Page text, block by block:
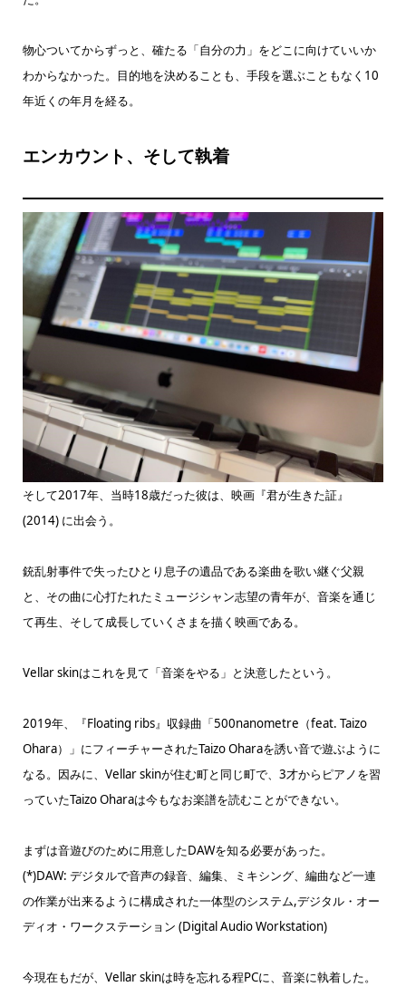
物心ついてからずっと、確たる「自分の力」をどこに向けていいか
わからなかった。目的地を決めることも、手段を選ぶこともなく10
年近くの年月を経る。
エンカウント、そして執着
そして2017年、当時18歳だった彼は、映画『君が生きた証』
(2014) に出会う。
銃乱射事件で失ったひとり息子の遺品である楽曲を歌い継ぐ父親
と、その曲に心打たれたミュージシャン志望の青年が、音楽を通じ
て再生、そして成長していくさまを描く映画である。
Vellar skinはこれを見て「音楽をやる」と決意したという。
2019年、『Floating ribs』収録曲「500nanometre（feat. Taizo
Ohara）」にフィーチャーされたTaizo Oharaを誘い音で遊ぶように
なる。因みに、Vellar skinが住む町と同じ町で、3才からピアノを習
っていたTaizo Oharaは今もなお楽譜を読むことができない。
まずは音遊びのために用意したDAWを知る必要があった。
(*)DAW: デジタルで音声の録音、編集、ミキシング、編曲など一連
の作業が出来るように構成された一体型のシステム,デジタル・オー
ディオ・ワークステーション (Digital Audio Workstation)
今現在もだが、Vellar skinは時を忘れる程PCに、音楽に執着した。